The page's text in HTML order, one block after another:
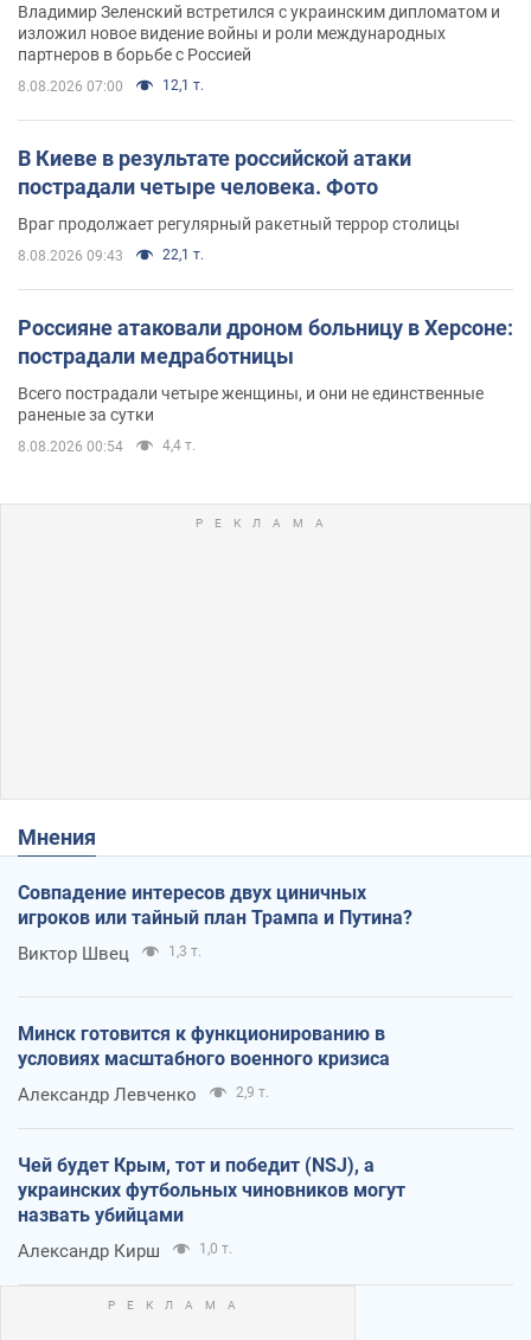
Владимир Зеленский встретился с украинским дипломатом и
изложил новое видение войны и роли международных
партнеров в борьбе с Россией
8.08.2026 07:00 12,1 т.
В Киеве в результате российской атаки
пострадали четыре человека. Фото
Враг продолжает регулярный ракетный террор столицы
8.08.2026 09:43 22,1 т.
Россияне атаковали дроном больницу в Херсоне:
пострадали медработницы
Всего пострадали четыре женщины, и они не единственные
раненые за сутки
8.08.2026 00:54 4,4 т.
Мнения
Совпадение интересов двух циничных
игроков или тайный план Трампа и Путина?
Виктор Швец 1,3 т.
Минск готовится к функционированию в
условиях масштабного военного кризиса
Александр Левченко 2,9 т.
Чей будет Крым, тот и победит (NSJ), а
украинских футбольных чиновников могут
назвать убийцами
Александр Кирш 1,0 т.